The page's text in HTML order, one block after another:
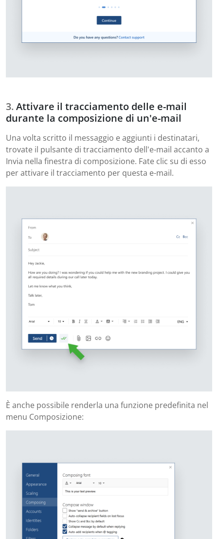
Attivare il tracciamento delle e-mail
durante la composizione di un'e-mail
Una volta scritto il messaggio e aggiunti i destinatari,
trovate il pulsante di tracciamento dell'e-mail accanto a
Invia nella finestra di composizione. Fate clic su di esso
per attivare il tracciamento per questa e-mail.
È anche possibile renderla una funzione predefinita nel
menu Composizione: